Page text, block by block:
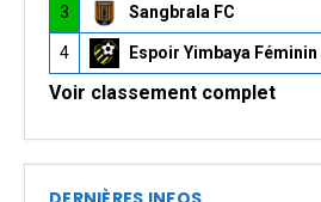
3 Sangbrala FC
4 Espoir Yimbaya Féminin
Voir classement complet